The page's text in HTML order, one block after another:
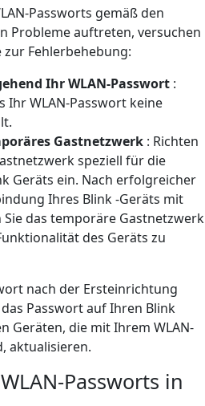
Passworts gemäß den
Probleme auftreten, versuchen
Fehlerbehebung:
Ihr WLAN-Passwort :
Ihr WLAN-Passwort keine
Gastnetzwerk : Richten
speziell für die
Geräts ein. Nach erfolgreicher
Ihres Blink -Geräts mit
das temporäre Gastnetzwerk
des Geräts zu
nach der Ersteinrichtung
Passwort auf Ihren Blink
Geräten, die mit Ihrem WLAN-
aktualisieren.
Passworts in